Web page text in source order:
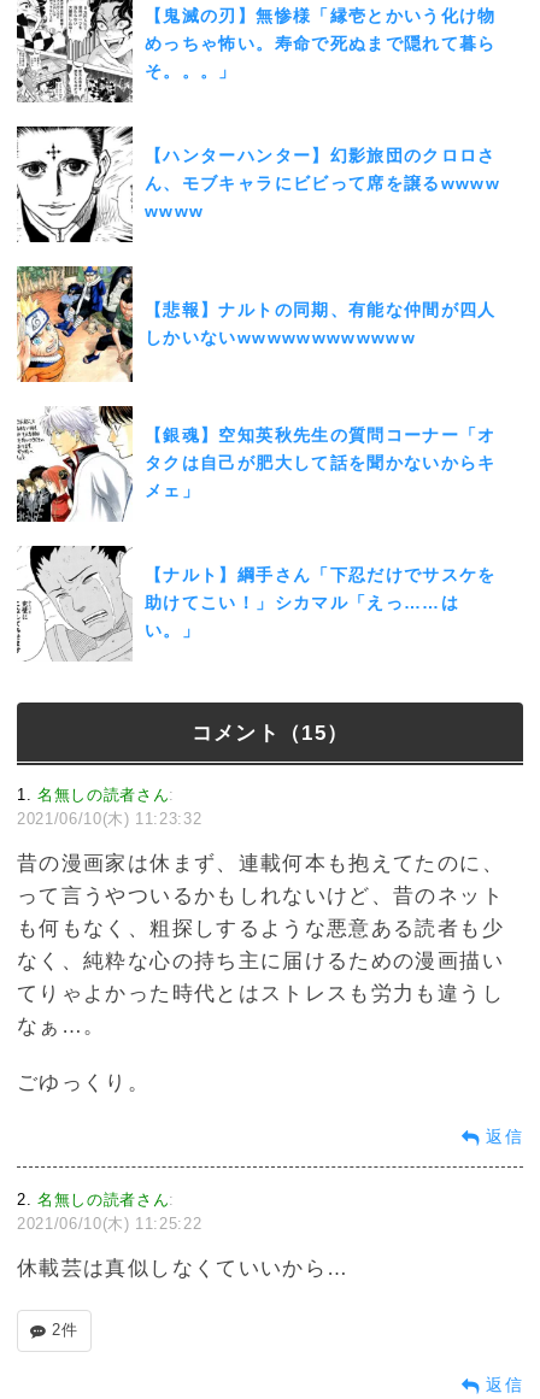
【鬼滅の刃】無惨様「縁壱とかいう化け物
めっちゃ怖い。寿命で死ぬまで隠れて暮ら
そ。。。」
【ハンターハンター】幻影旅団のクロロさ
ん、モブキャラにビビって席を譲るwwww
wwww
【悲報】ナルトの同期、有能な仲間が四人
しかいないwwwwwwwwwwww
【銀魂】空知英秋先生の質問コーナー「オ
タクは自己が肥大して話を聞かないからキ
メェ」
【ナルト】綱手さん「下忍だけでサスケを
助けてこい！」シカマル「えっ……は
い。」
コメント（15）
1 名無しの読者さん:
2021/06/10(木) 11:23:32
昔の漫画家は休まず、連載何本も抱えてたのに、
って言うやついるかもしれないけど、昔のネット
も何もなく、粗探しするような悪意ある読者も少
なく、純粋な心の持ち主に届けるための漫画描い
てりゃよかった時代とはストレスも労力も違うし
なぁ…。
ごゆっくり。
返信
2 名無しの読者さん:
2021/06/10(木) 11:25:22
休載芸は真似しなくていいから…
2件
返信